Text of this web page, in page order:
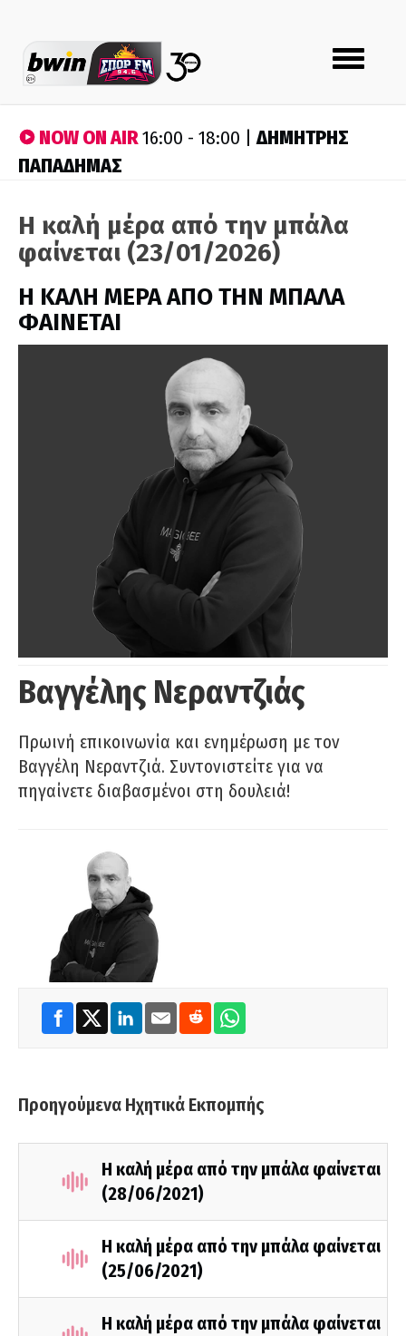
Toggle
navigation
NOW ON AIR16:00 - 18:00 |ΔΗΜΗΤΡΗΣ
ΠΑΠΑΔΗΜΑΣ
Η καλή μέρα από την μπάλα
φαίνεται (23/01/2026)
H ΚΑΛΗ ΜΕΡΑ ΑΠΟ ΤΗΝ ΜΠΑΛΑ
ΦΑΙΝΕΤΑΙ
Βαγγέλης Νεραντζιάς
Πρωινή επικοινωνία και ενημέρωση με τον
Βαγγέλη Νεραντζιά. Συντονιστείτε για να
πηγαίνετε διαβασμένοι στη δουλειά!
Προηγούμενα Ηχητικά Εκπομπής
Η καλή μέρα από την μπάλα φαίνεται
(28/06/2021)
Η καλή μέρα από την μπάλα φαίνεται
(25/06/2021)
Η καλή μέρα από την μπάλα φαίνεται